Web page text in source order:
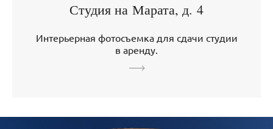
Студия на Марата, д. 4
Интерьерная фотосъемка для сдачи студии
в аренду.